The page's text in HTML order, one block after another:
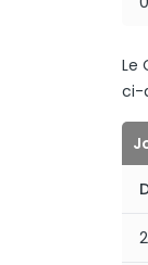
Le
ci-